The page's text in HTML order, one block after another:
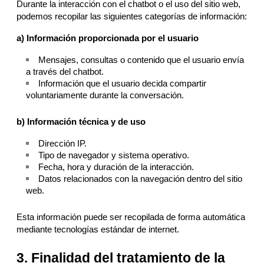
Durante la interacción con el chatbot o el uso del sitio web,
podemos recopilar las siguientes categorías de información:
a) Información proporcionada por el usuario
Mensajes, consultas o contenido que el usuario envía
a través del chatbot.
Información que el usuario decida compartir
voluntariamente durante la conversación.
b) Información técnica y de uso
Dirección IP.
Tipo de navegador y sistema operativo.
Fecha, hora y duración de la interacción.
Datos relacionados con la navegación dentro del sitio
web.
Esta información puede ser recopilada de forma automática
mediante tecnologías estándar de internet.
3. Finalidad del tratamiento de la